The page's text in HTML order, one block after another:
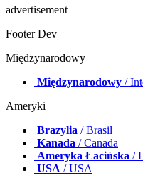
advertisement
Footer Dev
Międzynarodowy
Międzynarodowy /
Ameryki
Brazylia / Brasil
Kanada / Canada
Ameryka Łacińska /
USA / USA